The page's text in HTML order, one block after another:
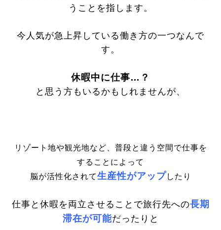
うことを指します。
今人気が急上昇している働き方の一つなんで
す。
休暇中に仕事…？
と思う方もいるかもしれませんが、
リゾート地や観光地など、 普段と違う空間で仕事を
する ことによって
脳が活性化されて生産性がアップ したり
仕事と休暇を両立させることで旅行先への長期
滞在が可能だったりと